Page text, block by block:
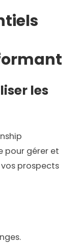
les
pour gérer et
prospects